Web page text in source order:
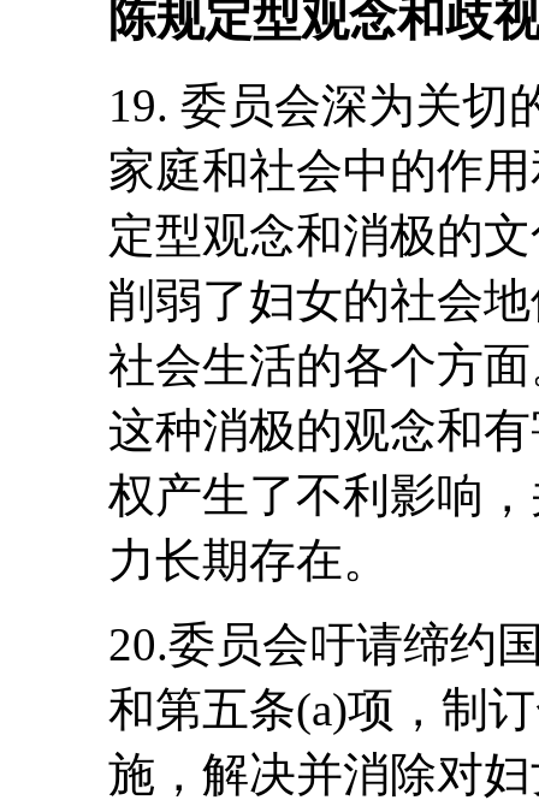
陈规定型观念和歧
19. 委员会深为关切
家庭和社会中的作
定型观念和消极的
削弱了妇女的社会
社会生活的各个方
这种消极的观念和
权产生了不利影响
力长期存在。
20.委员会吁请缔约
和第五条(a)项，制
施，解决并消除对